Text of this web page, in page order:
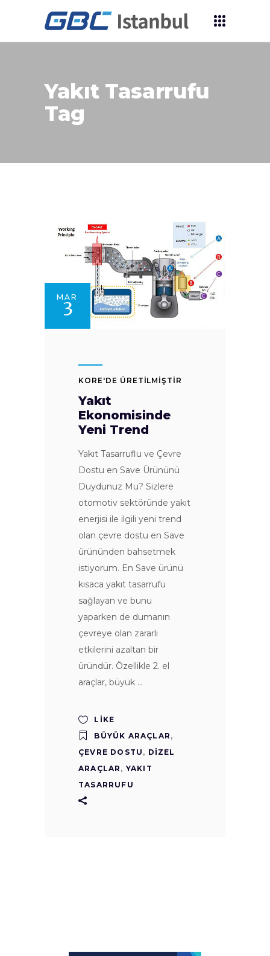
Yakıt Tasarrufu
Tag
MAR
3
KORE'DE ÜRETİLMİŞTİR
Yakıt
Ekonomisinde
Yeni Trend
Yakıt Tasarruflu ve Çevre
Dostu en Save Ürününü
Duydunuz Mu? Sizlere
otomotiv sektöründe yakıt
enerjisi ile ilgili yeni trend
olan çevre dostu en Save
ürününden bahsetmek
istiyorum. En Save ürünü
kısaca yakıt tasarrufu
sağlayan ve bunu
yaparken de dumanın
çevreye olan zararlı
etkilerini azaltan bir
üründür. Özellikle 2. el
araçlar, büyük
LIKE
BÜYÜK ARAÇLAR ,
ÇEVRE DOSTU , DIZEL
ARAÇLAR , YAKIT
TASARRUFU